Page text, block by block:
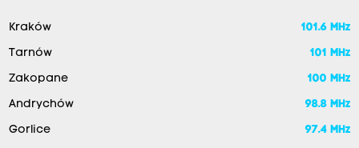
Kraków 101.6 MHz
Tarnów 101 MHz
Zakopane 100 MHz
Andrychów 98.8 MHz
Gorlice 97.4 MHz